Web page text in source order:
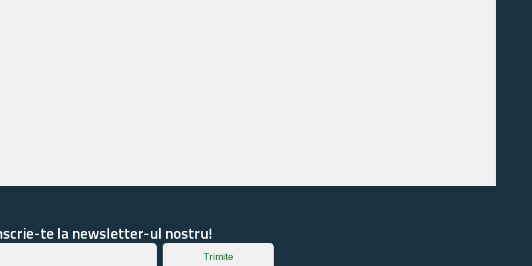
te la newsletter-ul nostru!
Trimite